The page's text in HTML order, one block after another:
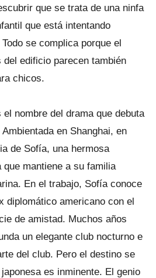
que se trata de una ninfa
que está intentando
se complica porque el
edificio parecen también
chicos.
el nombre del drama que debuta
en Shanghai, en
de Sofía, una hermosa
mantiene a su familia
En el trabajo, Sofía conoce
diplomático americano con el
de amistad. Muchos años
un elegante club nocturno e
del club. Pero el destino se
es inminente. El genio